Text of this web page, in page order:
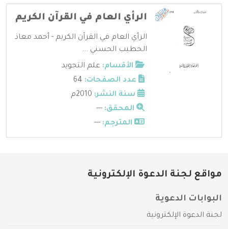
الرأي العام في القرآن الكريم
الرأي العام في القرآن الكريم - أحمد معاذ
الخطيب الحسني ...
الأقسام: علم التجويد
عدد الصفحات:
سنة النشر:
المحقق: ---
المترجم: ---
مواقع لجنة الدعوة الإلكترونية
البوابات الدعوية
لجنة الدعوة الإلكترونية